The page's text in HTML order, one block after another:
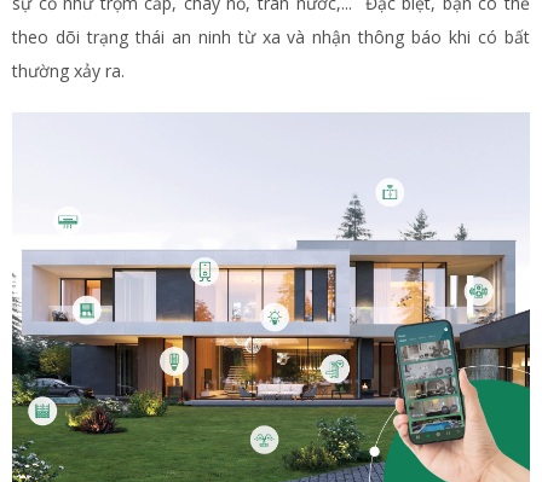
theo dõi trạng thái an ninh từ xa và nhận thông báo khi có bất
thường xảy ra.